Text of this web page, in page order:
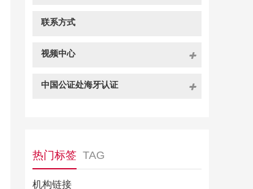
联系方式
视频中心
中国公证处海牙认证
热门标签 TAG
机构链接